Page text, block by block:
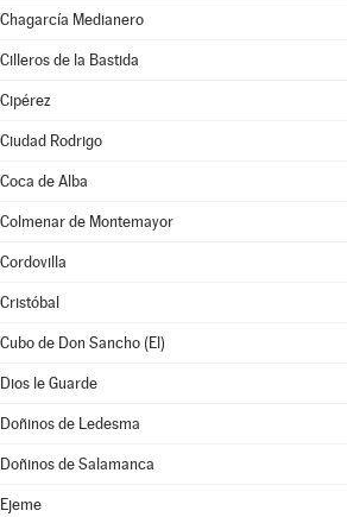
Chagarcía Medianero
Cilleros de la Bastida
Cipérez
Ciudad Rodrigo
Coca de Alba
Colmenar de Montemayor
Cordovilla
Cristóbal
Cubo de Don Sancho (El)
Dios le Guarde
Doñinos de Ledesma
Doñinos de Salamanca
Ejeme